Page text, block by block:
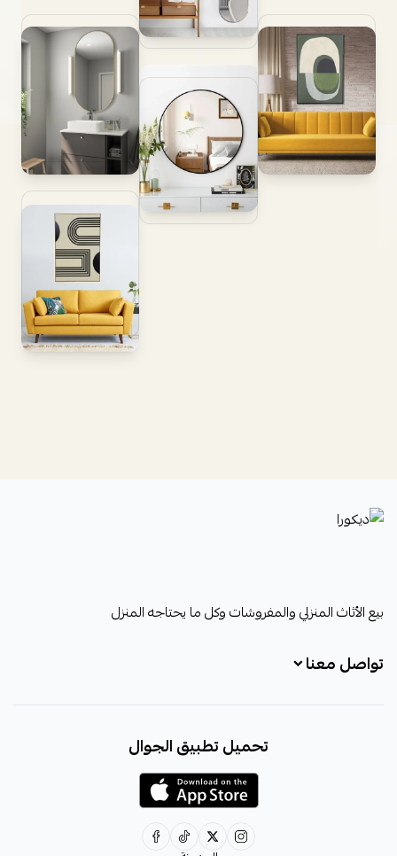
ديكورا
بيع الأثاث المنزلي والمفروشات وكل ما يحتاجه المنزل
تواصل معنا
decora6586@gmail.com
تحميل تطبيق الجوال